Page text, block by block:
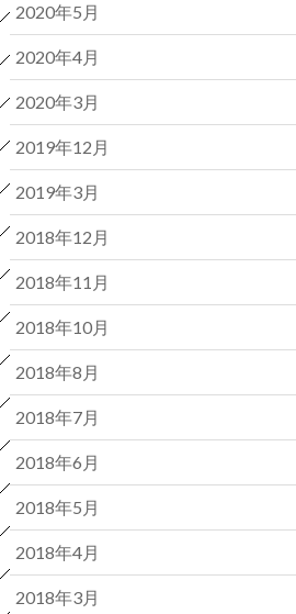
2020年5月
2020年4月
2020年3月
2019年12月
2019年3月
2018年12月
2018年11月
2018年10月
2018年8月
2018年7月
2018年6月
2018年5月
2018年4月
2018年3月